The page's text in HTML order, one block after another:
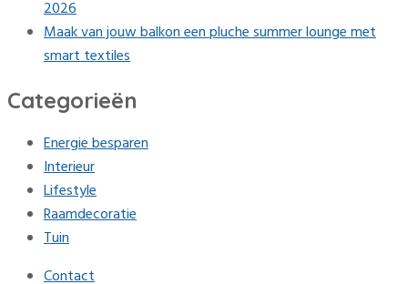
2026
Maak van jouw balkon een pluche summer lounge met
smart textiles
Categorieën
Energie besparen
Interieur
Lifestyle
Raamdecoratie
Tuin
Contact